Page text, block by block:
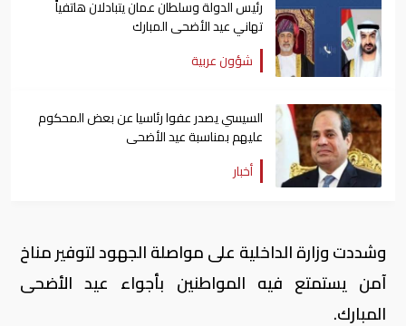
رئيس الدولة وسلطان عمان يتبادلان هاتفياً
تهاني عيد الأضحى المبارك
شؤون عربية
السيسي يصدر عفوا رئاسيا عن بعض المحكوم
عليهم بمناسبة عيد الأضحى
أخبار
وشددت وزارة الداخلية على مواصلة الجهود لتوفير مناخ
آمن يستمتع فيه المواطنين بأجواء عيد الأضحى
المبارك.